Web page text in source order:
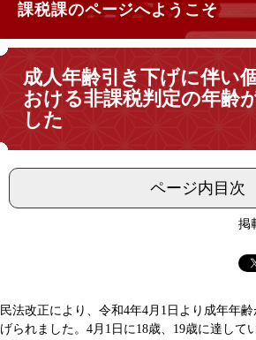
課税課のページへようこそ
成人年齢引き下げに伴い
おける非課税判定の年齢
した
ページ内目次
掲
民法改正により、令和4年4月1日より成年年
げられました。4月1日に18歳、19歳に達して